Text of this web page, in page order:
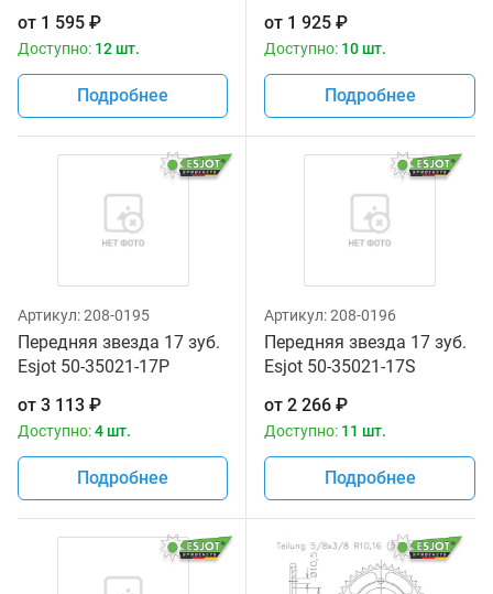
от 1 595 ₽
Доступно: 12 шт.
Подробнее
от 1 925 ₽
Доступно: 10 шт.
Подробнее
Артикул:208-0195
Передняя звезда 17 зуб.
Esjot 50-35021-17P
от 3 113 ₽
Доступно:4 шт.
Подробнее
Артикул:208-0196
Передняя звезда 17 зуб.
Esjot 50-35021-17S
от 2 266 ₽
Доступно: 11 шт.
Подробнее